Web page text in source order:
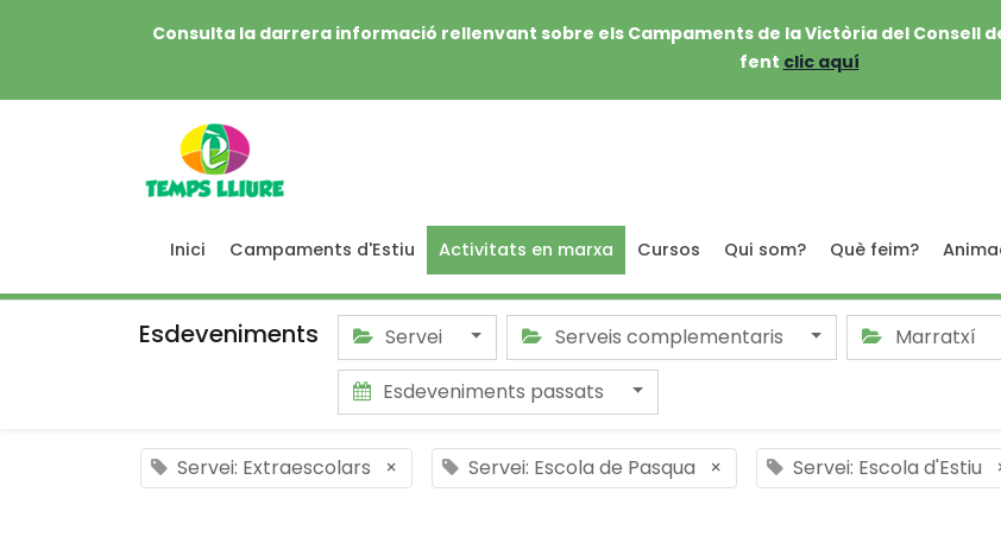
Consulta la darrera informació rellenvant sobre els Campaments de la Victòria del Consell
fent clic aquí
Inici Campaments d'Estiu Activitats en marxa Cursos Qui som? Què feim?
Esdeveniments Servei Serveis complementaris
Marratxí
Esdeveniments passats
Servei: Extraescolars × Servei: Escola de Pasqua × Servei: Escola d'Estiu